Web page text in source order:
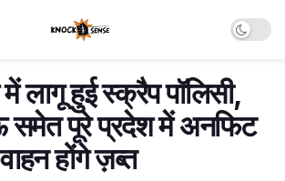
लागू हुई स्क्रैप पॉलिसी,
पूरे प्रदेश में अनफिट
होंगे ज़ब्त